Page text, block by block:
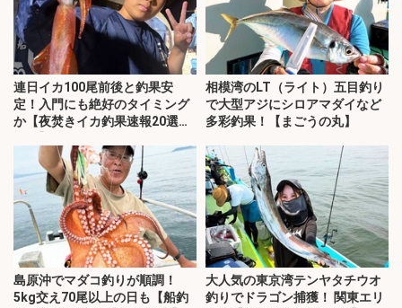
連日イカ100尾前後と釣果安
定！入門にも絶好のタイミング
か【夜焚きイカ釣果速報20選・
相模湾のLT（ライト）五目釣り
で大型アジにシロアマダイなど
多彩釣果！【まごうの丸】
島原沖でマダコ釣りが順調！
5kg交え70尾以上の日も【船釣
大人気の東京湾テンヤタチウオ
釣りでドラゴン捕獲！ 関東エリ